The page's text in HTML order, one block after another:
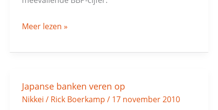
Meer lezen »
Japanse banken veren op
Nikkei / Rick Boerkamp / 17 november 2010
Japanse
banken